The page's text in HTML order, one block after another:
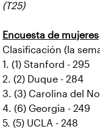
(T25)
Encuesta de mujeres
Clasificación (la
1. (1) Stanford - 295
2. (2) Duque - 284
3. (3) Carolina del
4. (6) Georgia - 249
5. (5) UCLA - 248